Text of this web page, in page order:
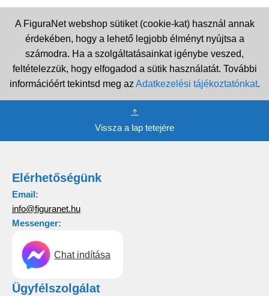
A FiguraNet webshop sütiket (cookie-kat) használ annak
érdekében, hogy a lehető legjobb élményt nyújtsa a
számodra. Ha a szolgáltatásainkat igénybe veszed,
feltételezzük, hogy elfogadod a sütik használatát. További
információért tekintsd meg az Adatkezelési tájékoztatónkat.
Vissza a lap tetejére
Elérhetőségünk
Email:
info@figuranet.hu
Messenger:
Chat indítása
Ügyfélszolgálat